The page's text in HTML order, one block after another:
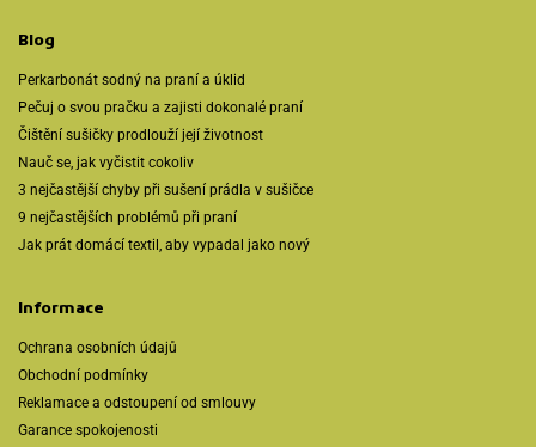
Blog
Perkarbonát sodný na praní a úklid
Pečuj o svou pračku a zajisti dokonalé praní
Čištění sušičky prodlouží její životnost
Nauč se, jak vyčistit cokoliv
3 nejčastější chyby při sušení prádla v sušičce
9 nejčastějších problémů při praní
Jak prát domácí textil, aby vypadal jako nový
Informace
Ochrana osobních údajů
Obchodní podmínky
Reklamace a odstoupení od smlouvy
Garance spokojenosti